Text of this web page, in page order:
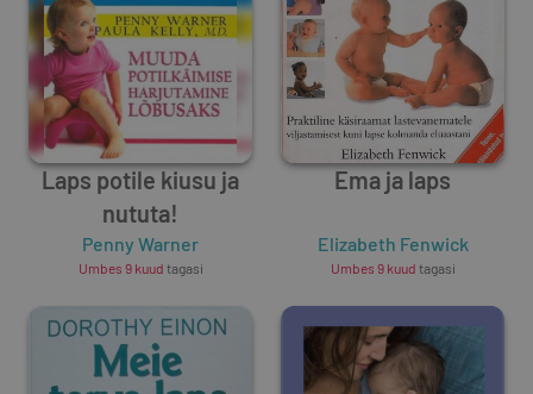
Laps potile kiusu ja
nututa!
Penny Warner
Umbes 9 kuud tagasi
Ema ja laps
Elizabeth Fenwick
Umbes 9 kuud tagasi